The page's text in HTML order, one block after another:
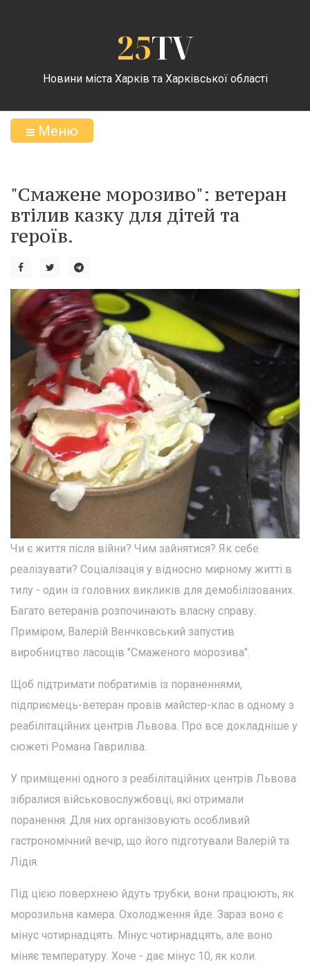
25TV
Новини міста Харків та Харківської області
Меню
"Смажене морозиво": ветеран
втілив казку для дітей та
героїв.
Чи є життя після війни? Чим зайнятися? Як себе
реалізувати? Соціалізація у відносно мирному житті в
тилу - один із головних викликів для демобілізованих.
Багато ветеранів розпочинають власну справу.
Приміром, Валерій Венчковський запустив
виробництво ласощів "Смаженого морозива".
Щоб підтримати побратимів із пораненнями,
підприємець-ветеран провів майстер-клас в одному з
реабілітаційних центрів Львова. Про все докладніше у
сюжеті Романа Гавриліва.
У приміщенні одного з реабілітаційних центрів Львова
зібралися військовослужбовці, які отримали
поранення. Для них організовують особливий
гастрономічний вечір, що його підготували Валерій та
Лідія.
Під цією поверхнею йдуть трубки, вони працюють, як
морозильна камера. Охолодження йде. Зараз воно є
мінус чотирнадцять. Мінус чотирнадцять, але воно
міняє температуру. Хоче - дає мінус 10, як коли.